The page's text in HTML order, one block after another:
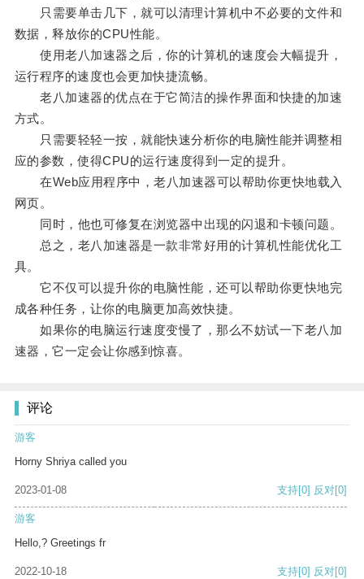
只需要单击几下，就可以清理计算机中不必要的文件和
数据，释放你的CPU性能。
使用老八加速器之后，你的计算机的速度会大幅提升，
运行程序的速度也会更加快捷流畅。
老八加速器的优点在于它简洁的操作界面和快捷的加速
方式。
只需要轻轻一按，就能快速分析你的电脑性能并调整相
应的参数，使得CPU的运行速度得到一定的提升。
在Web应用程序中，老八加速器可以帮助你更快地载入
网页。
同时，他也可修复在浏览器中出现的闪退和卡顿问题。
总之，老八加速器是一款非常好用的计算机性能优化工
具。
它不仅可以提升你的电脑性能，还可以帮助你更快地完
成各种任务，让你的电脑更加高效快捷。
如果你的电脑运行速度变慢了，那么不妨试一下老八加
速器，它一定会让你感到惊喜。
评论
游客
Horny Shriya called you
2023-01-08 支持[0] 反对[0]
游客
Hello,? Greetings fr
2022-10-18 支持[0] 反对[0]